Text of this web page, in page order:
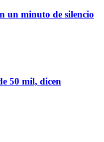
un minuto de silencio
50 mil, dicen